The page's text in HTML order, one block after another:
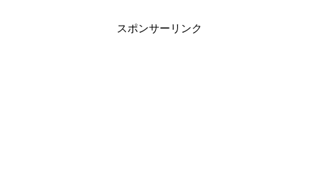
スポンサーリンク